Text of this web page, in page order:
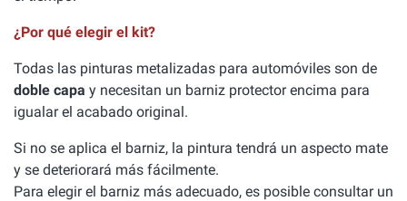
¿Por qué elegir el kit?
Todas las pinturas metalizadas para automóviles son de
doble capa y necesitan un barniz protector encima para
igualar el acabado original.
Si no se aplica el barniz, la pintura tendrá un aspecto mate
y se deteriorará más fácilmente.
Para elegir el barniz más adecuado, es posible consultar un